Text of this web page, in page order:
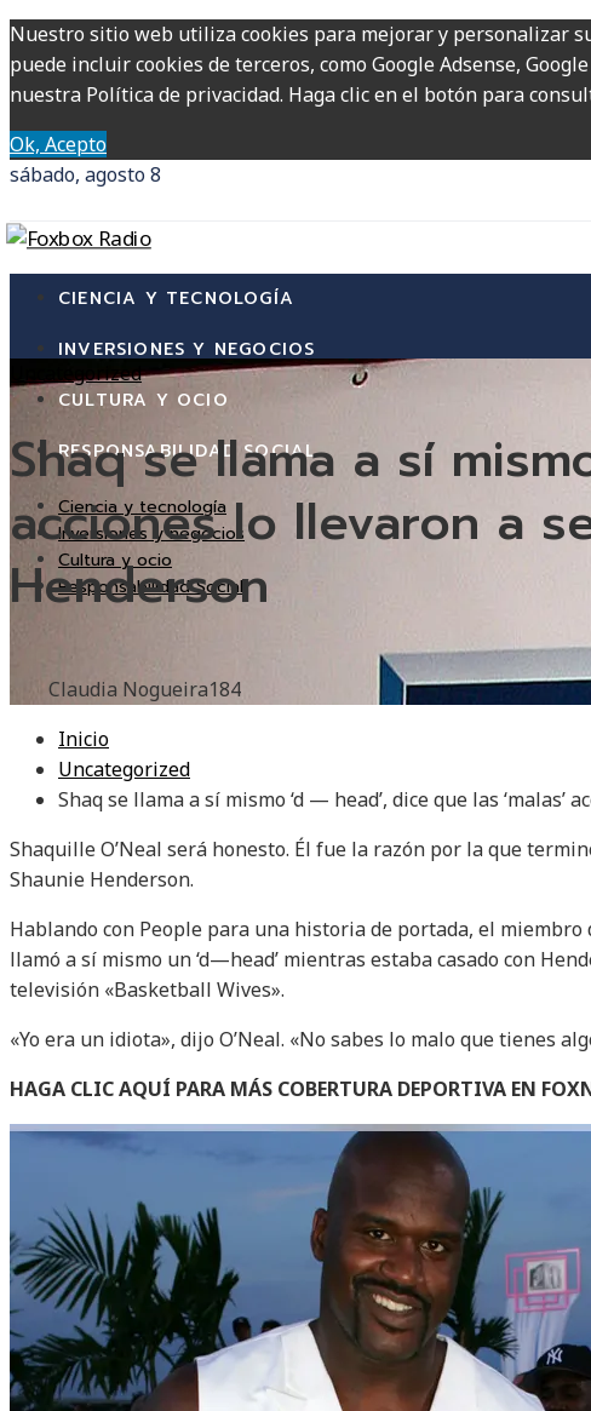
Nuestro sitio web utiliza cookies para mejorar y personalizar
puede incluir cookies de terceros, como Google Adsense,
nuestra Política de privacidad. Haga clic en el botón para
Ok, Acepto
sábado, agosto 8
CIENCIA Y TECNOLOGÍA
INVERSIONES Y NEGOCIOS
CULTURA Y OCIO
RESPONSABILIDAD SOCIAL
Ciencia y tecnología
Inversiones y negocios
Cultura y ocio
Responsabilidad Social
Uncategorized
Shaq se llama a sí
acciones lo llevaron a
Henderson
Claudia Nogueira184
Inicio
Uncategorized
Shaq se llama a sí mismo ‘d — head’, dice que las
Shaquille O’Neal será honesto. Él fue la razón por la que
Shaunie Henderson.
Hablando con People para una historia de portada, el miembro
llamó a sí mismo un ‘d—head’ mientras estaba casado con
televisión «Basketball Wives».
«Yo era un idiota», dijo O’Neal. «No sabes lo malo que tienes
HAGA CLIC AQUÍ PARA MÁS COBERTURA DEPORTIVA EN